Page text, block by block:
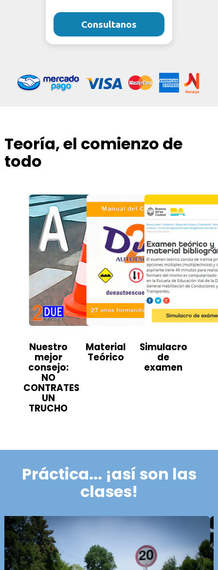
Consultanos
Teoría, el comienzo de
todo
Nuestro
mejor
consejo:
NO
CONTRATES
UN
TRUCHO
Material
Teórico
Simulacro
de
examen
Práctica... ¡así son las
clases!